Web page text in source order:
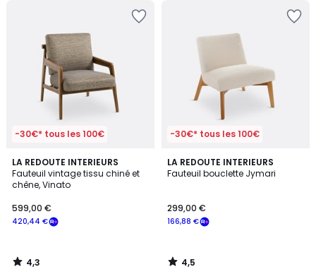
-30€* tous les 100€
LA REDOUTE INTERIEURS
Fauteuil vintage tissu chiné et
chêne, Vinato
420,44 €
599,00 €
4,3
/ 5
4,3
/
-30€* tous les 100€
LA REDOUTE INTERIEURS
Fauteuil bouclette Jymari
166,88 €
299,00 €
4,5
/ 5
4,5
/